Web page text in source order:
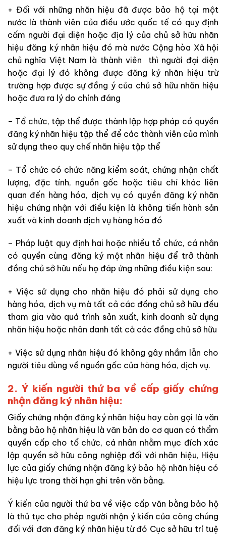
+ Đối với những nhãn hiệu đã được bảo hộ tại một
nước là thành viên của điều ước quốc tế có quy định
cấm người đại diện hoặc địa lý của chủ sở hữu nhãn
hiệu đăng ký nhãn hiệu đó mà nước Cộng hòa Xã hội
chủ nghĩa Việt Nam là thành viên thì người đại diện
hoặc đại lý đó không được đăng ký nhãn hiệu trừ
trường hợp được sự đồng ý của chủ sở hữu nhãn hiệu
hoặc đưa ra lý do chính đáng
– Tổ chức, tập thể được thành lập hợp pháp có quyền
đăng ký nhãn hiệu tập thể để các thành viên của mình
sử dụng theo quy chế nhãn hiệu tập thể
– Tổ chức có chức năng kiểm soát, chứng nhận chất
lượng, đặc tính, nguồn gốc hoặc tiêu chí khác liên
quan đến hàng hóa, dịch vụ có quyền đăng ký nhãn
hiệu chứng nhận với điều kiện là không tiến hành sản
xuất và kinh doanh dịch vụ hàng hóa đó
– Pháp luật quy định hai hoặc nhiều tổ chức, cá nhân
có quyền cùng đăng ký một nhãn hiệu để trở thành
đồng chủ sở hữu nếu họ đáp ứng những điều kiện sau:
+ Việc sử dụng cho nhãn hiệu đó phải sử dụng cho
hàng hóa, dịch vụ mà tất cả các đồng chủ sở hữu đều
tham gia vào quá trình sản xuất, kinh doanh sử dụng
nhãn hiệu hoặc nhân danh tất cả các đồng chủ sở hữu
+ Việc sử dụng nhãn hiệu đó không gây nhầm lẫn cho
người tiêu dùng về nguồn gốc của hàng hóa, dịch vụ.
2. Ý kiến người thứ ba về cấp giấy chứng
nhận đăng ký nhãn hiệu:
Giấy chứng nhận đăng ký nhãn hiệu hay còn gọi là văn
bằng bảo hộ nhãn hiệu là văn bản do cơ quan có thẩm
quyền cấp cho tổ chức, cá nhân nhằm mục đích xác
lập quyền sở hữu công nghiệp đối với nhãn hiệu, Hiệu
lực của giấy chứng nhận đăng ký bảo hộ nhãn hiệu có
hiệu lực trong thời hạn ghi trên văn bằng.
Ý kiến của người thứ ba về việc cấp văn bằng bảo hộ
là thủ tục cho phép người nhận ý kiến của công chúng
đối với đơn đăng ký nhãn hiệu từ đó Cục sở hữu trí tuệ